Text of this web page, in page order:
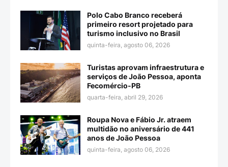
Polo Cabo Branco receberá
primeiro resort projetado para
turismo inclusivo no Brasil
quinta-feira, agosto 06, 2026
Turistas aprovam infraestrutura e
serviços de João Pessoa, aponta
Fecomércio-PB
quarta-feira, abril 29, 2026
Roupa Nova e Fábio Jr. atraem
multidão no aniversário de 441
anos de João Pessoa
quinta-feira, agosto 06, 2026